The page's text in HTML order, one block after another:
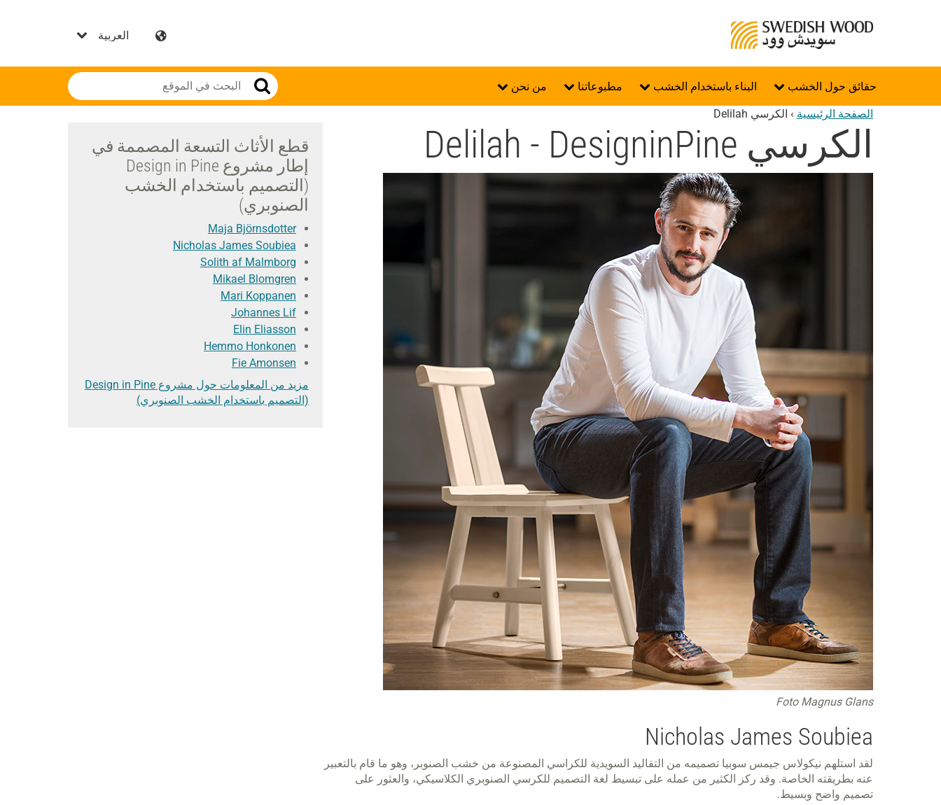
حقائق حول الخشب البناء باستخدام الخشب مطبوعاتنا من نحن
الصفحة الرئيسية › الكرسي Delilah
الكرسي Delilah - DesigninPine
Foto Magnus Glans
Nicholas James Soubiea
لقد استلهم نيكولاس جيمس سوبيا تصميمه من التقاليد السويدية للكراسي المصنوعة من خشب الصنوبر، وهو ما قام بالتعبير
عنه بطريقته الخاصة. وقد ركز الكثير من عمله على تبسيط لغة التصميم للكرسي الصنوبري الكلاسيكي، والعثور على
تصميم واضح وبسيط.
قطع الأثاث التسعة المصممة في
إطار مشروع Design in Pine
(التصميم باستخدام الخشب
الصنوبري)
Maja Björnsdotter
Nicholas James Soubiea
Solith af Malmborg
Mikael Blomgren
Mari Koppanen
Johannes Lif
Elin Eliasson
Hemmo Honkonen
Fie Amonsen
مزيد من المعلومات حول مشروع Design in Pine
(التصميم باستخدام الخشب الصنوبري)